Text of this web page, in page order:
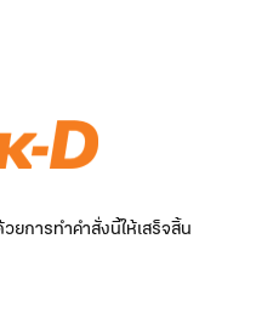
การทำคำสั่งนี้ให้เสร็จสิ้น